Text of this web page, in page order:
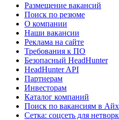
Размещение вакансий
Поиск по резюме
О компании
Наши вакансии
Реклама на сайте
Требования к ПО
Безопасный HeadHunter
HeadHunter API
Партнерам
Инвесторам
Каталог компаний
Поиск по вакансиям в
Сетка: соцсеть для